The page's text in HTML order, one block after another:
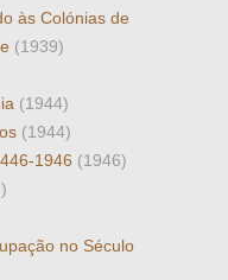
às Colónias de
(1939)
(1944)
(1944)
1946 (1946)
no Século